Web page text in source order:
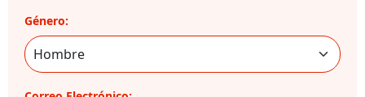
Género: